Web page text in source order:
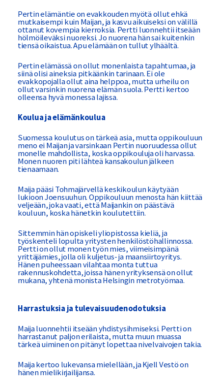
Pertin elämäntie on evakkouden myötä ollut ehkä
mutkaisempi kuin Maijan, ja kasvu aikuiseksi on välillä
ottanut kovempia kierroksia. Pertti luonnehtii itseään
hölmöileväksi nuoreksi. Jo nuorena hän sai kuitenkin
tiensä oikaistua. Apu elämään on tullut ylhäältä.
Pertin elämässä on ollut monenlaista tapahtumaa, ja
siinä olisi aineksia pitkäänkin tarinaan. Ei ole
evakkopojalla ollut aina helppoa, mutta urheilu on
ollut varsinkin nuorena elämän suola. Pertti kertoo
olleensa hyvä monessa lajissa.
Koulua ja elämänkoulua
Suomessa koulutus on tärkeä asia, mutta oppikouluun
meno ei Maijan ja varsinkaan Pertin nuoruudessa ollut
monelle mahdollista, koska oppikouluja oli harvassa.
Monen nuoren piti lähteä kansakoulun jälkeen
tienaamaan.
Maija pääsi Tohmajärvellä keskikoulun käytyään
lukioon Joensuuhun. Oppikouluun menosta hän kiittää
veljeään, joka vaati, että Maijankin on päästävä
kouluun, koska hänetkin koulutettiin.
Sittemmin hän opiskeli yliopistossa kieliä, ja
työskenteli lopulta yritysten henkilöstöhallinnossa.
Pertti on ollut monen työn mies, viimeisimpänä
yrittäjämies, jolla oli kuljetus- ja maansiirtoyritys.
Hänen puheessaan vilahtaa monta tuttua
rakennuskohdetta, joissa hänen yrityksensä on ollut
mukana, yhtenä monista Helsingin metrotyömaa.
Harrastuksia ja tulevaisuudenodotuksia
Maija luonnehtii itseään yhdistysihmiseksi. Pertti on
harrastanut paljon erilaista, mutta muun muassa
tärkeä uiminen on pitänyt lopettaa nivelvaivojen takia.
Maija kertoo lukevansa mielellään, ja Kjell Vestö on
hänen mielikirjailijansa.